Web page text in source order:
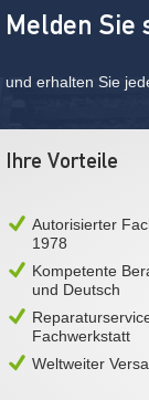
Melden
und erhalten Sie
Ihre Vorteile
Autorisierter
1978
Kompetente
und Deutsch
Fachwerkstatt
Weltweiter